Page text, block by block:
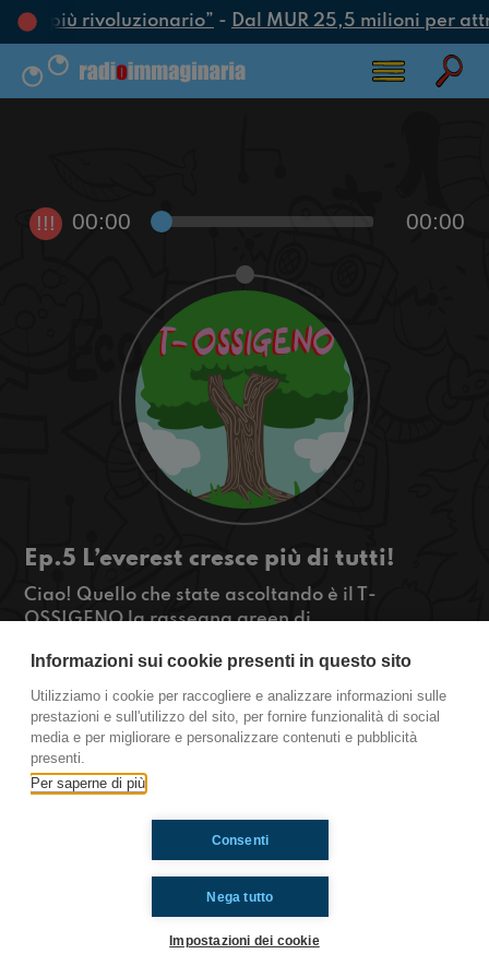
più rivoluzionario”- Dal MUR 25,5 milioni per
!!! 00:00 00:00
Ep.5 L’everest cresce più di tutti!
Ciao! Quello che state ascoltando è il T-
OSSIGENO la rassegna green di
natura e animali. Nella puntata di oggi
parleremo dell’everest, una montagna che
secondo gli scienziati cresce molto velocemente
https://www.radioimmaginaria.it
Informazioni sui cookie presenti in questo sito
Utilizziamo i cookie per raccogliere e analizzare informazioni sulle
prestazioni e sull'utilizzo del sito, per fornire funzionalità di social
media e per migliorare e personalizzare contenuti e pubblicità
presenti.
Per saperne di più
Nega tutto
Consenti
Impostazioni dei cookie